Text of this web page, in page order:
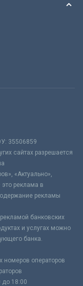
35506859
сайтах разрешается
«Актуально»,
реклама в
рекламы
банковских
и услугах можно
банка.
номеров операторов
до 18:00